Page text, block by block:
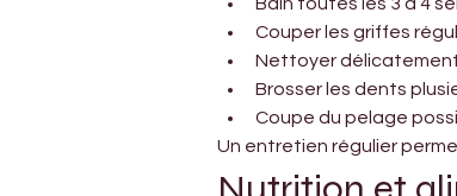
Couper les griffes
Nettoyer
Brosser les dents
Coupe du pelage
Un entretien régulier